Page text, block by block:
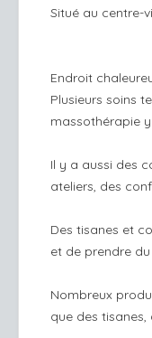
Situé au centre-
Endroit
Plusieurs soins
massothérapie
Il y a aussi des
ateliers, des
Des tisanes et
et de prendre
Nombreux
que des